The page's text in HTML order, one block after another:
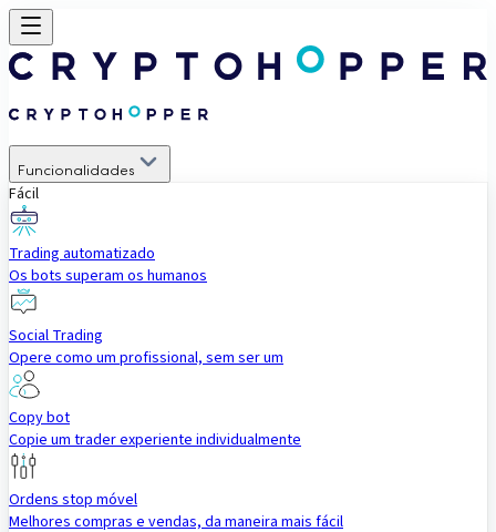
Funcionalidades
Fácil
Trading automatizado
Os bots superam os humanos
Social Trading
Opere como um profissional, sem ser um
Copy bot
Copie um trader experiente individualmente
Ordens stop móvel
Melhores compras e vendas, da maneira mais fácil